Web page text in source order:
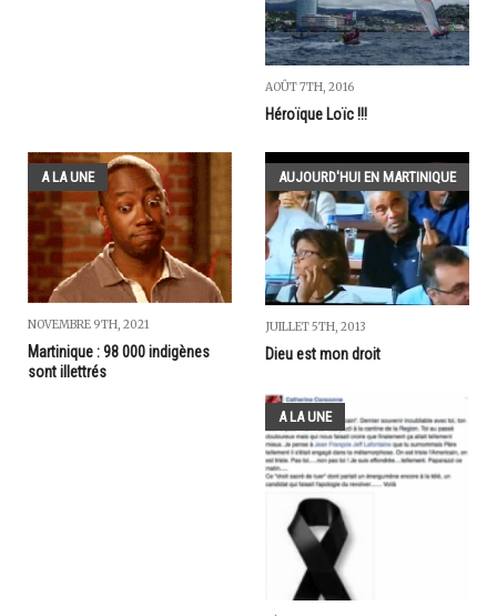
AOÛT 7TH, 2016
Héroïque Loïc !!!
A LA UNE
NOVEMBRE 9TH, 2021
Martinique : 98 000 indigènes
sont illettrés
AUJOURD'HUI EN MARTINIQUE
JUILLET 5TH, 2013
Dieu est mon droit
A LA UNE